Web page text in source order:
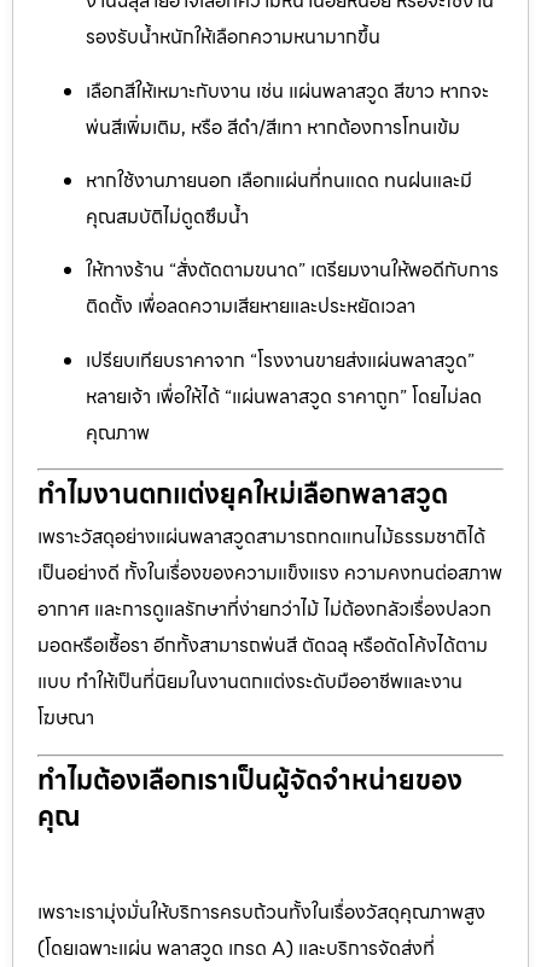
รองรับน้ำหนักให้เลือกความหนามากขึ้น
เลือกสีให้เหมาะกับงาน เช่น แผ่นพลาสวูด สีขาว หากจะ
พ่นสีเพิ่มเติม, หรือ สีดำ/สีเทา หากต้องการโทนเข้ม
หากใช้งานภายนอก เลือกแผ่นที่ทนแดด ทนฝนและมี
คุณสมบัติไม่ดูดซึมน้ำ
ให้ทางร้าน “สั่งตัดตามขนาด” เตรียมงานให้พอดีกับการ
ติดตั้ง เพื่อลดความเสียหายและประหยัดเวลา
เปรียบเทียบราคาจาก “โรงงานขายส่งแผ่นพลาสวูด”
หลายเจ้า เพื่อให้ได้ “แผ่นพลาสวูด ราคาถูก” โดยไม่ลด
คุณภาพ
ทำไมงานตกแต่งยุคใหม่เลือกพลาสวูด
เพราะวัสดุอย่างแผ่นพลาสวูดสามารถทดแทนไม้ธรรมชาติได้
เป็นอย่างดี ทั้งในเรื่องของความแข็งแรง ความคงทนต่อสภาพ
อากาศ และการดูแลรักษาที่ง่ายกว่าไม้ ไม่ต้องกลัวเรื่องปลวก
มอดหรือเชื้อรา อีกทั้งสามารถพ่นสี ตัดฉลุ หรือดัดโค้งได้ตาม
แบบ ทำให้เป็นที่นิยมในงานตกแต่งระดับมืออาชีพและงาน
โฆษณา
ทำไมต้องเลือกเราเป็นผู้จัดจำหน่ายของ
คุณ
เพราะเรามุ่งมั่นให้บริการครบถ้วนทั้งในเรื่องวัสดุคุณภาพสูง
(โดยเฉพาะแผ่น พลาสวูด เกรด A) และบริการจัดส่งที่